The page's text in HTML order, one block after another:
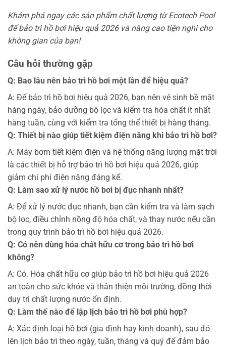
Khám phá ngay các sản phẩm chất lượng từ Ecotech Pool
để bảo trì hồ bơi hiệu quả 2026 và nâng cao tiện nghi cho
không gian của bạn!
Câu hỏi thường gặp
Q: Bao lâu nên bảo trì hồ bơi một lần để hiệu quả?
A: Để bảo trì hồ bơi hiệu quả 2026, bạn nên vệ sinh bề mặt
hàng ngày, bảo dưỡng bộ lọc và kiểm tra hóa chất ít nhất
hàng tuần, cùng với kiểm tra tổng thể thiết bị hàng tháng.
Q: Thiết bị nào giúp tiết kiệm điện năng khi bảo trì hồ bơi?
A: Máy bơm tiết kiệm điện và hệ thống năng lượng mặt trời
là các thiết bị hỗ trợ bảo trì hồ bơi hiệu quả 2026, giúp
giảm chi phí điện năng đáng kể.
Q: Làm sao xử lý nước hồ bơi bị đục nhanh nhất?
A: Để xử lý nước đục nhanh, bạn cần kiểm tra và làm sạch
bộ lọc, điều chỉnh nồng độ hóa chất, và thay nước nếu cần
trong quy trình bảo trì hồ bơi hiệu quả 2026.
Q: Có nên dùng hóa chất hữu cơ trong bảo trì hồ bơi
không?
A: Có. Hóa chất hữu cơ giúp bảo trì hồ bơi hiệu quả 2026
an toàn cho sức khỏe và thân thiện môi trường, đồng thời
duy trì chất lượng nước ổn định.
Q: Làm thế nào để lập lịch bảo trì hồ bơi phù hợp?
A: Xác định loại hồ bơi (gia đình hay kinh doanh), sau đó
lên lịch bảo trì theo ngày, tuần, tháng và quý để đảm bảo